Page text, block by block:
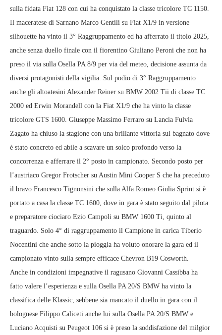
sulla fidata Fiat 128 con cui ha conquistato la classe tricolore TC 1150.
Il maceratese di Sarnano Marco Gentili su Fiat X1/9 in versione
silhouette ha vinto il 3° Raggruppamento ed ha afferrato il titolo 2025,
anche senza duello finale con il fiorentino Giuliano Peroni che non ha
preso il via sulla Osella PA 8/9 per via del meteo, decisione assunta da
diversi protagonisti della vigilia. Sul podio di 3° Raggruppamento
anche gli altoatesini Alexander Reiner su BMW 2002 Tii di classe TC
2000 ed Erwin Morandell con la Fiat X1/9 che ha vinto la classe
tricolore GTS 1600. Giuseppe Massimo Ferraro su Lancia Fulvia
Zagato ha chiuso la stagione con una brillante vittoria sul bagnato dove
è stato concreto ed abile a scavare un solco profondo verso la
concorrenza e afferrare il 2° posto in campionato. Secondo posto per
l’austriaco Gregor Frotscher su Austin Mini Cooper S che ha preceduto
il bravo Francesco Tignonsini che sulla Alfa Romeo Giulia Sprint si è
portato a casa la classe TC 1600, dove in gara è stato seguito dal pilota
e preparatore ciociaro Ezio Campoli su BMW 1600 Ti, quinto al
traguardo. Solo 4° di raggruppamento il Campione in carica Tiberio
Nocentini che anche sotto la pioggia ha voluto onorare la gara ed il
campionato vinto sulla sempre efficace Chevron B19 Cosworth.
Anche in condizioni impegnative il ragusano Giovanni Cassibba ha
fatto valere l’esperienza e sulla Osella PA 20/S BMW ha vinto la
classifica delle Klassic, sebbene sia mancato il duello in gara con il
bolognese Filippo Caliceti anche lui sulla Osella PA 20/S BMW e
Luciano Acquisti su Peugeot 106 si è preso la soddisfazione del milgior